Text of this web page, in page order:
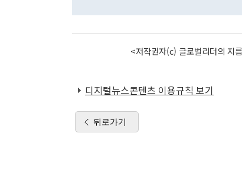
<저작권자(c) 글로벌리더의 지
디지털뉴스콘텐츠 이용규칙 보기
뒤로가기